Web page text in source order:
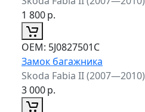
1 800р.
ОЕМ: 5J0827501C
Замок багажника
Skoda Fabia II (2007—2010)
3 000р.